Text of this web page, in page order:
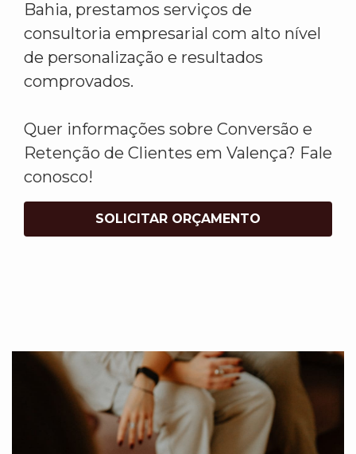
Bahia, prestamos serviços de
consultoria empresarial com alto nível
de personalização e resultados
comprovados.
Quer informações sobre Conversão e
Retenção de Clientes em Valença? Fale
conosco!
SOLICITAR ORÇAMENTO